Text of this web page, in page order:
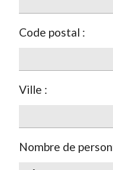
Code postal :
Ville :
Nombre de